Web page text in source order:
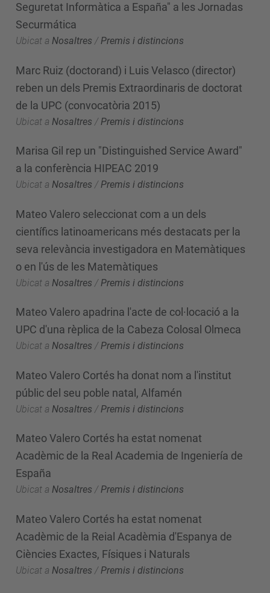
Seguretat Informàtica a España" a les Jornadas
Securmática
Ubicat a Nosaltres /Premis i distincions
Marc Ruiz (doctorand) i Luis Velasco (director)
reben un dels Premis Extraordinaris de doctorat
de la UPC (convocatòria 2015)
Ubicat a Nosaltres / Premis i distincions
Marisa Gil rep un "Distinguished Service Award"
a la conferència HIPEAC 2019
Ubicat a Nosaltres /Premis i distincions
Mateo Valero seleccionat com a un dels
científics latinoamericans més destacats per la
seva relevància investigadora en Matemàtiques
o en l'ús de les Matemàtiques
Ubicat a Nosaltres / Premis i distincions
Mateo Valero apadrina l'acte de col·locació a la
UPC d'una rèplica de la Cabeza Colosal Olmeca
Ubicat a Nosaltres /Premis i distincions
Mateo Valero Cortés ha donat nom a l'institut
públic del seu poble natal, Alfamén
Ubicat a Nosaltres / Premis i distincions
Mateo Valero Cortés ha estat nomenat
Acadèmic de la Real Academia de Ingeniería de
España
Ubicat a Nosaltres /Premis i distincions
Mateo Valero Cortés ha estat nomenat
Acadèmic de la Reial Acadèmia d'Espanya de
Ciències Exactes, Físiques i Naturals
Ubicat a Nosaltres / Premis i distincions